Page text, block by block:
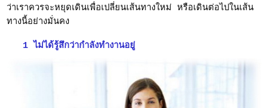
ว่าเราควรจะหยุดเดินเพื่อเปลี่ยนเส้นทางใหม่ หรือเดินต่อไปในเส้น
ทางนี้อย่างมั่นคง
1 ไม่ได้รู้สึกว่ากำลังทำงานอยู่